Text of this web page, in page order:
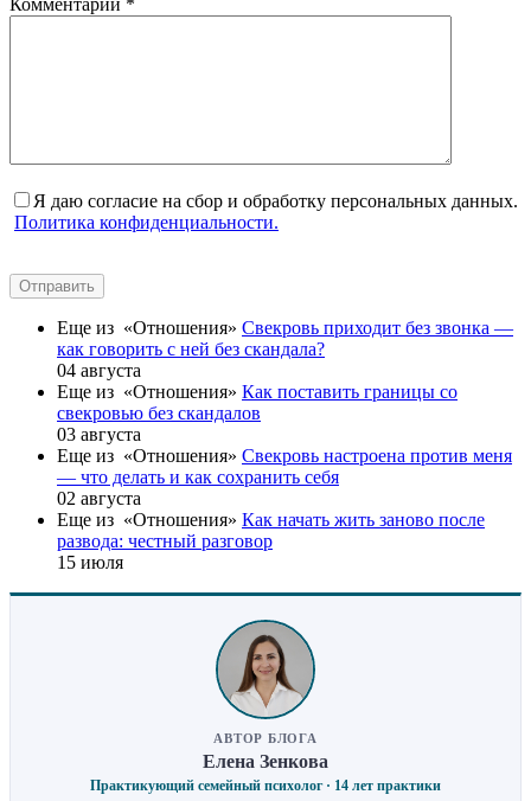
Комментарий *
Я даю согласие на сбор и обработку персональных данных.
Политика конфиденциальности.
Отправить
Еще из «Отношения» Свекровь приходит без звонка —
как говорить с ней без скандала?
04 августа
Еще из «Отношения» Как поставить границы со
свекровью без скандалов
03 августа
Еще из «Отношения» Свекровь настроена против меня
— что делать и как сохранить себя
02 августа
Еще из «Отношения» Как начать жить заново после
развода: честный разговор
15 июля
АВТОР БЛОГА
Елена Зенкова
Практикующий семейный психолог · 14 лет практики